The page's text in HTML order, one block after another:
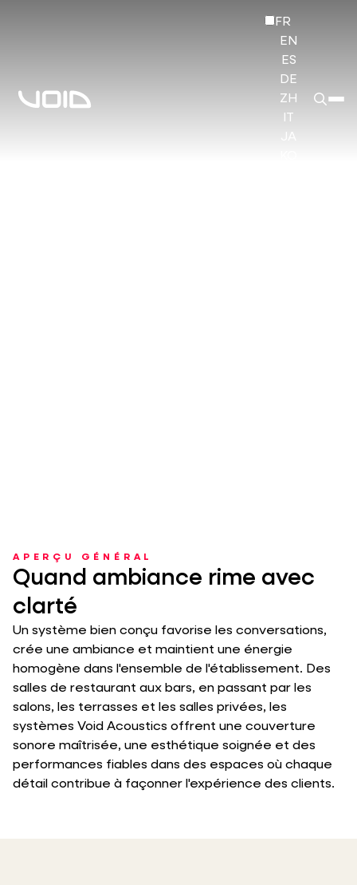
FR
EN
ES
DE
ZH
JA
APERÇU GÉNÉRAL
Quand ambiance rime avec
clarté
Un système bien conçu favorise les conversations,
crée une ambiance et maintient une énergie
homogène dans l'ensemble de l'établissement. Des
salles de restaurant aux bars, en passant par les
salons, les terrasses et les salles privées, les
systèmes Void Acoustics offrent une couverture
sonore maîtrisée, une esthétique soignée et des
performances fiables dans des espaces où chaque
détail contribue à façonner l'expérience des clients.